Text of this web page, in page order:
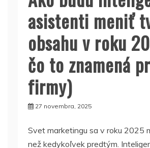
asistenti meniť
obsahu v roku
čo to znamená
firmy)
27 novembra, 2025
Svet marketingu sa v roku 2025
než kedykoľvek predtým.